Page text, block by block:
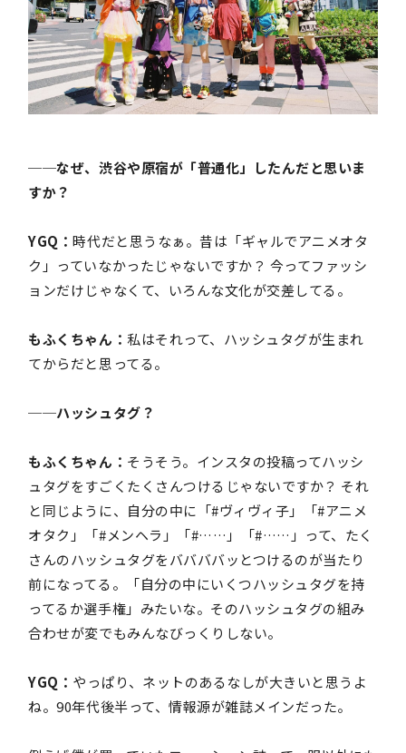
──なぜ、渋谷や原宿が「普通化」したんだと思いま
すか？
YGQ：時代だと思うなぁ。昔は「ギャルでアニメオタ
ク」っていなかったじゃないですか？ 今ってファッシ
ョンだけじゃなくて、いろんな文化が交差してる。
もふくちゃん：私はそれって、ハッシュタグが生まれ
てからだと思ってる。
──ハッシュタグ？
もふくちゃん： そうそう。インスタの投稿ってハッシ
ュタグをすごくたくさんつけるじゃないですか？ それ
と同じように、自分の中に「#ヴィヴィ子」「#アニメ
オタク」「#メンヘラ」「#……」「#……」って、たく
さんのハッシュタグをババババッとつけるのが当たり
前になってる。「自分の中にいくつハッシュタグを持
ってるか選手権」みたいな。そのハッシュタグの組み
合わせが変でもみんなびっくりしない。
YGQ： やっぱり、ネットのあるなしが大きいと思うよ
ね。90年代後半って、情報源が雑誌メインだった。